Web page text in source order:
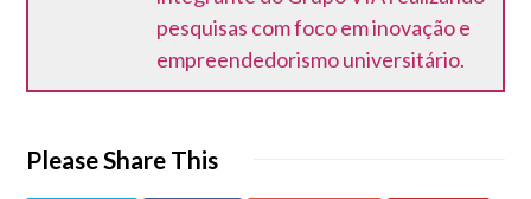
pesquisas com foco em inovação e
empreendedorismo universitário.
Please Share This